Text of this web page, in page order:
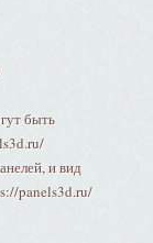
быть
и вид
panels3d.ru/